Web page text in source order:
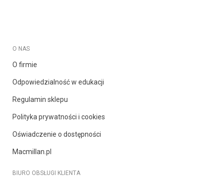
O NAS
O firmie
Odpowiedzialność w edukacji
Regulamin sklepu
Polityka prywatności i cookies
Oświadczenie o dostępności
Macmillan.pl
BIURO OBSŁUGI KLIENTA